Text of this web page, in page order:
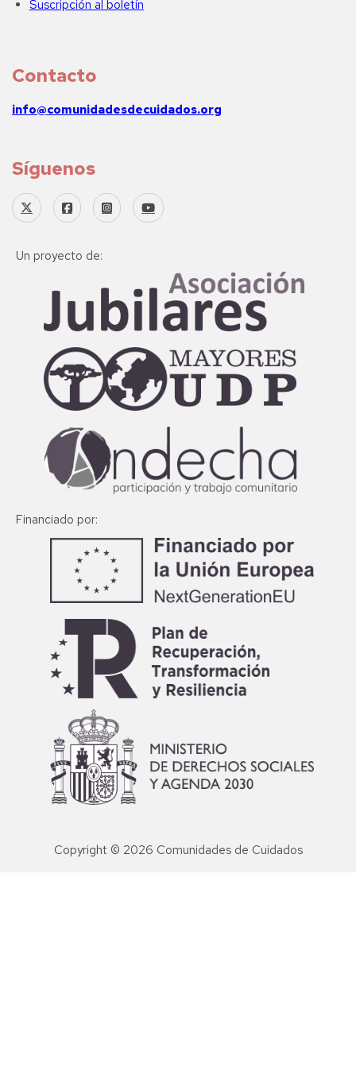
Suscripción al boletín
Contacto
info@comunidadesdecuidados.org
Síguenos
Un proyecto de:
Financiado por:
Copyright © 2026 Comunidades de Cuidados